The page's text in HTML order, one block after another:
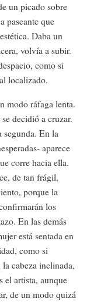
un picado sobre
paseante que
Daba un
volvía a subir.
como si
localizado.
modo ráfaga lenta.
decidió a cruzar.
segunda. En la
aparece
corre hacia ella.
de tan frágil,
porque la
los
En las demás
está sentada en
como si
la cabeza inclinada,
el artista, aunque
de un modo quizá